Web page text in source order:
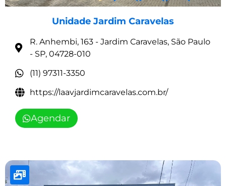
Unidade Jardim Caravelas
R. Anhembi, 163 - Jardim Caravelas, São Paulo
- SP, 04728-010
(11) 97311-3350
https://laavjardimcaravelas.com.br/
Agendar